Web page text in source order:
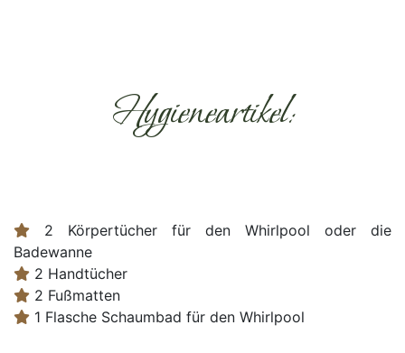
Hygieneartikel:
2 Körpertücher für den Whirlpool oder die
Badewanne
2 Handtücher
2 Fußmatten
1 Flasche Schaumbad für den Whirlpool